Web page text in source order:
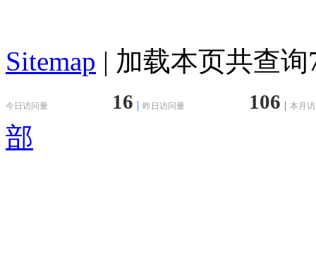
Sitemap | 加载本页共查
今日访问量 16 昨日访问量 106 本月
部